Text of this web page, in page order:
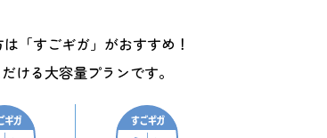
「すごギガ」がおすすめ！
ける大容量プランです。